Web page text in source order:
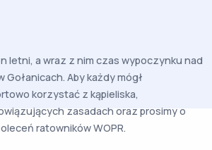
letni, a wraz z nim czas wypoczynku nad
Gołanicach. Aby każdy mógł
korzystać z kąpieliska,
zasadach oraz prosimy o
ratowników WOPR.